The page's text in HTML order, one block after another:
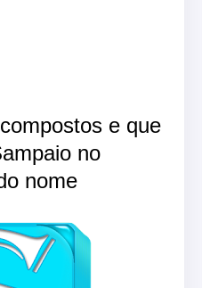
e que
no
nome